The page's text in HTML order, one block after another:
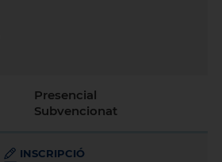
Presencial
Subvencionat
INSCRIPCIÓ